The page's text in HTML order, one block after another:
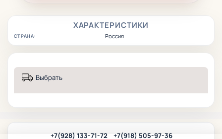
ХАРАКТЕРИСТИКИ
СТРАНА: Россия
Выбрать
+7(928) 133-71-72 +7(918) 505-97-36